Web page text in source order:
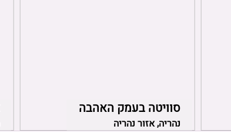
סוויטה בעמק האהבה
נהריה, אזור נהריה